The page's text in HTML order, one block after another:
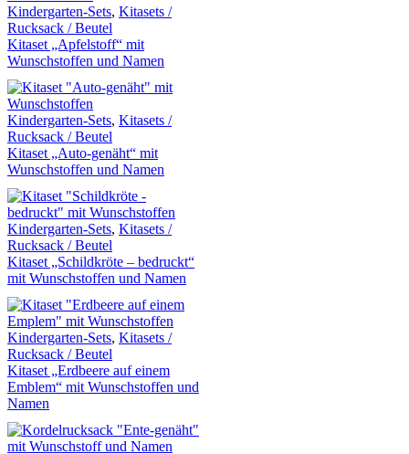
Kindergarten-Sets, Kitasets /
Rucksack / Beutel
Kitaset „Apfelstoff“ mit
Wunschstoffen und Namen
Kindergarten-Sets, Kitasets /
Rucksack / Beutel
Kitaset „Auto-genäht“ mit
Wunschstoffen und Namen
Kindergarten-Sets, Kitasets /
Rucksack / Beutel
Kitaset „Schildkröte – bedruckt“
mit Wunschstoffen und Namen
Kindergarten-Sets, Kitasets /
Rucksack / Beutel
Kitaset „Erdbeere auf einem
Emblem“ mit Wunschstoffen und
Namen